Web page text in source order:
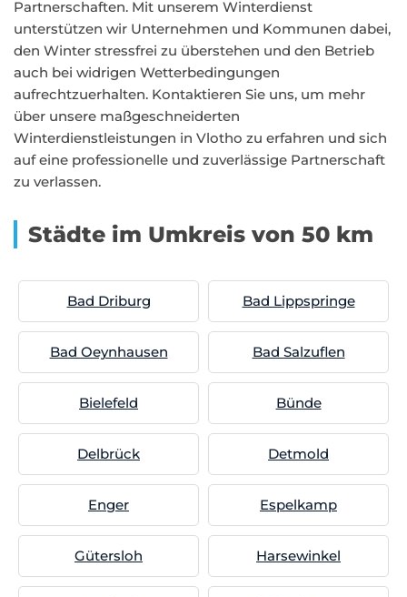
Partnerschaften. Mit unserem Winterdienst
unterstützen wir Unternehmen und Kommunen dabei,
den Winter stressfrei zu überstehen und den Betrieb
auch bei widrigen Wetterbedingungen
aufrechtzuerhalten. Kontaktieren Sie uns, um mehr
über unsere maßgeschneiderten
Winterdienstleistungen in Vlotho zu erfahren und sich
auf eine professionelle und zuverlässige Partnerschaft
zu verlassen.
Städte im Umkreis von 50 km
Bad Driburg Bad Lippspringe
Bad Oeynhausen Bad Salzuflen
Bielefeld Bünde
Delbrück Detmold
Enger Espelkamp
Gütersloh Harsewinkel